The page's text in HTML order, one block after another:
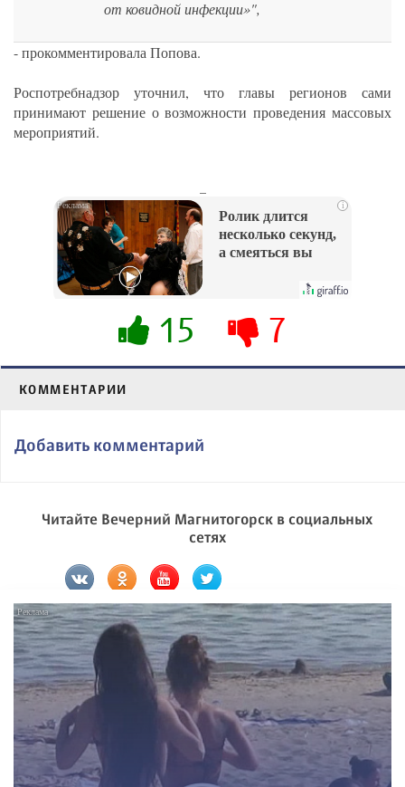
от ковидной инфекции»",
- прокомментировала Попова.
Роспотребнадзор уточнил, что главы регионов сами
принимают решение о возможности проведения массовых
мероприятий.
i
Ролик длится
несколько секунд,
а смеяться вы
15 7
КОММЕНТАРИИ
Добавить комментарий
Читайте Вечерний Магнитогорск в социальных
сетях